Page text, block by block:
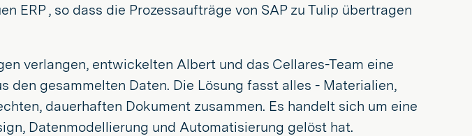
ERP , so dass die Prozessaufträge von SAP zu Tulip übertragen
verlangen, entwickelten Albert und das Cellares-Team eine
den gesammelten Daten. Die Lösung fasst alles - Materialien,
dauerhaften Dokument zusammen. Es handelt sich um eine
Datenmodellierung und Automatisierung gelöst hat.